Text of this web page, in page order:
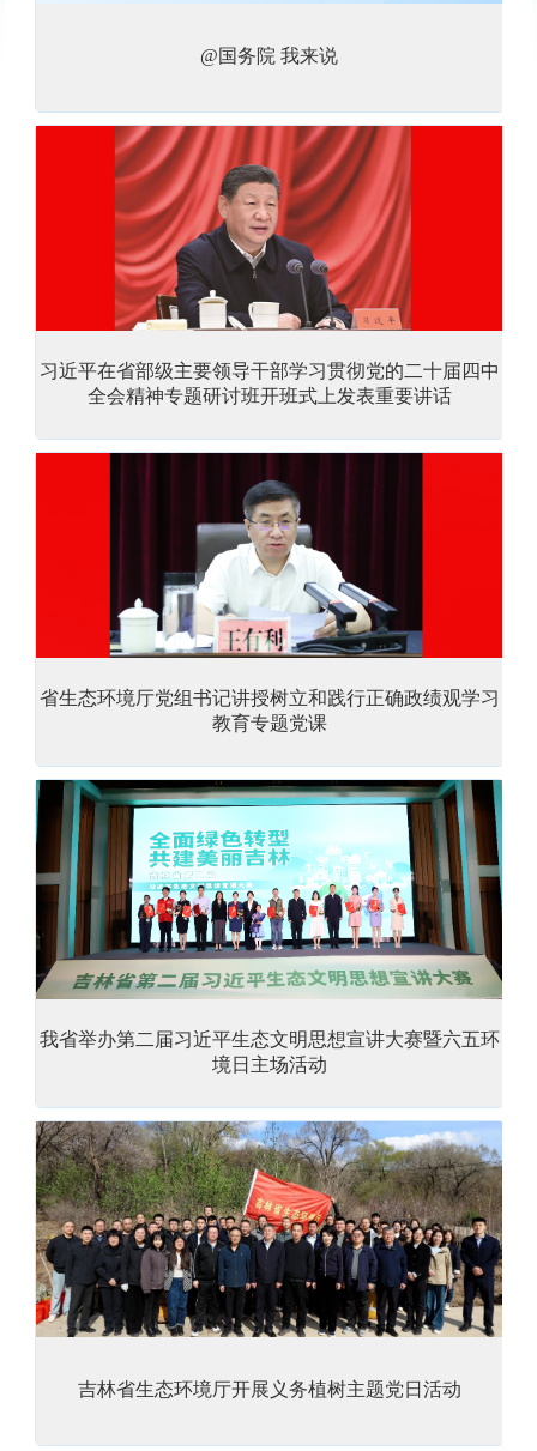
@国务院 我来说
习近平在省部级主要领导干部学习贯彻党的二十届四中
全会精神专题研讨班开班式上发表重要讲话
省生态环境厅党组书记讲授树立和践行正确政绩观学习
教育专题党课
我省举办第二届习近平生态文明思想宣讲大赛暨六五环
境日主场活动
吉林省生态环境厅开展义务植树主题党日活动